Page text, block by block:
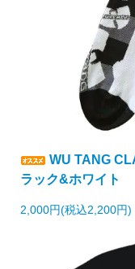
WU TANG
ラック&ホワイト
2,000円(税込2,200円)